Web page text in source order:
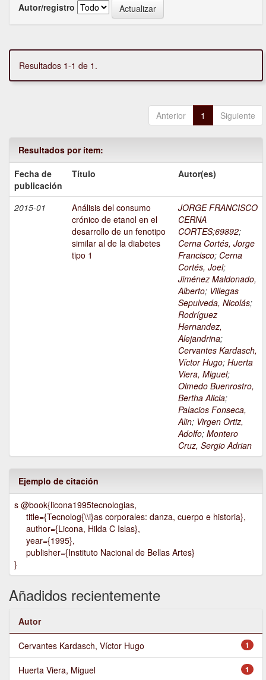
Autor/registro
Resultados 1-1 de 1.
Anterior 1 Siguiente
Resultados por ítem:
Fecha de
publicación
Título Autor(es)
2015-01
Análisis del consumo
crónico de etanol en el
desarrollo de un fenotipo
similar al de la diabetes
tipo 1
JORGE FRANCISCO
CERNA
CORTES;69892;
Cerna Cortés, Jorge
Francisco; Cerna
Cortés, Joel;
Jiménez Maldonado,
Alberto; Villegas
Sepulveda, Nicolás;
Rodríguez
Hernandez,
Alejandrina;
Cervantes Kardasch,
Víctor Hugo; Huerta
Viera, Miguel;
Olmedo Buenrostro,
Bertha Alicia;
Palacios Fonseca,
Alin; Virgen Ortiz,
Adolfo; Montero
Cruz, Sergio Adrian
Ejemplo de citación
s @book{licona1995tecnologias,
title={Tecnolog{\\i}as corporales: danza, cuerpo e historia},
author={Licona, Hilda C Islas},
year={1995},
publisher={Instituto Nacional de Bellas Artes}
}
Añadidos recientemente
Autor
1
Cervantes Kardasch, Víctor Hugo
1
Huerta Viera, Miguel